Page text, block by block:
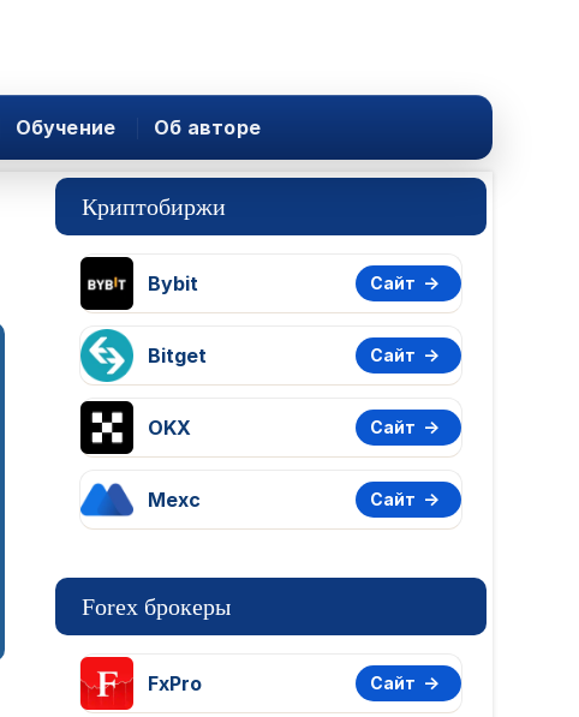
Обучение Об авторе
Криптобиржи
Bybit Сайт
Bitget Сайт
OKX Сайт
Mexc Сайт
Forex брокеры
FxPro Сайт